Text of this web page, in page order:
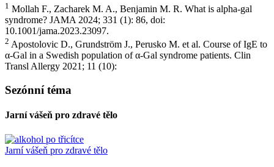
1 Mollah F., Zacharek M. A., Benjamin M. R. What is alpha-gal
syndrome? JAMA 2024; 331 (1): 86, doi:
10.1001/jama.2023.23097.
2 Apostolovic D., Grundström J., Perusko M. et al. Course of IgE to
α-Gal in a Swedish population of α-Gal syndrome patients. Clin
Transl Allergy 2021; 11 (10):
Sezónní téma
Jarní vášeň pro zdravé tělo
Jarní vášeň pro zdravé tělo